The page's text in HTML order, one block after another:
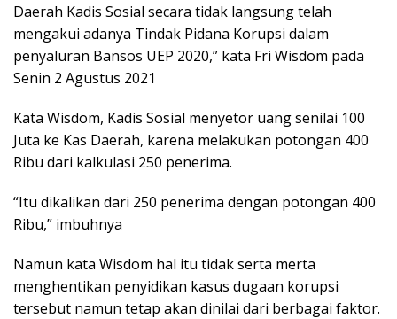
Daerah Kadis Sosial secara tidak langsung telah
mengakui adanya Tindak Pidana Korupsi dalam
penyaluran Bansos UEP 2020,” kata Fri Wisdom pada
Senin 2 Agustus 2021
Kata Wisdom, Kadis Sosial menyetor uang senilai 100
Juta ke Kas Daerah, karena melakukan potongan 400
Ribu dari kalkulasi 250 penerima.
“Itu dikalikan dari 250 penerima dengan potongan 400
Ribu,” imbuhnya
Namun kata Wisdom hal itu tidak serta merta
menghentikan penyidikan kasus dugaan korupsi
tersebut namun tetap akan dinilai dari berbagai faktor.